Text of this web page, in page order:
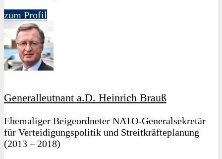
zum Profil
Generalleutnant a.D. Heinrich Brauß
Ehemaliger Beigeordneter NATO-Generalsekretär
für Verteidigungspolitik und Streitkräfteplanung
(2013 – 2018)